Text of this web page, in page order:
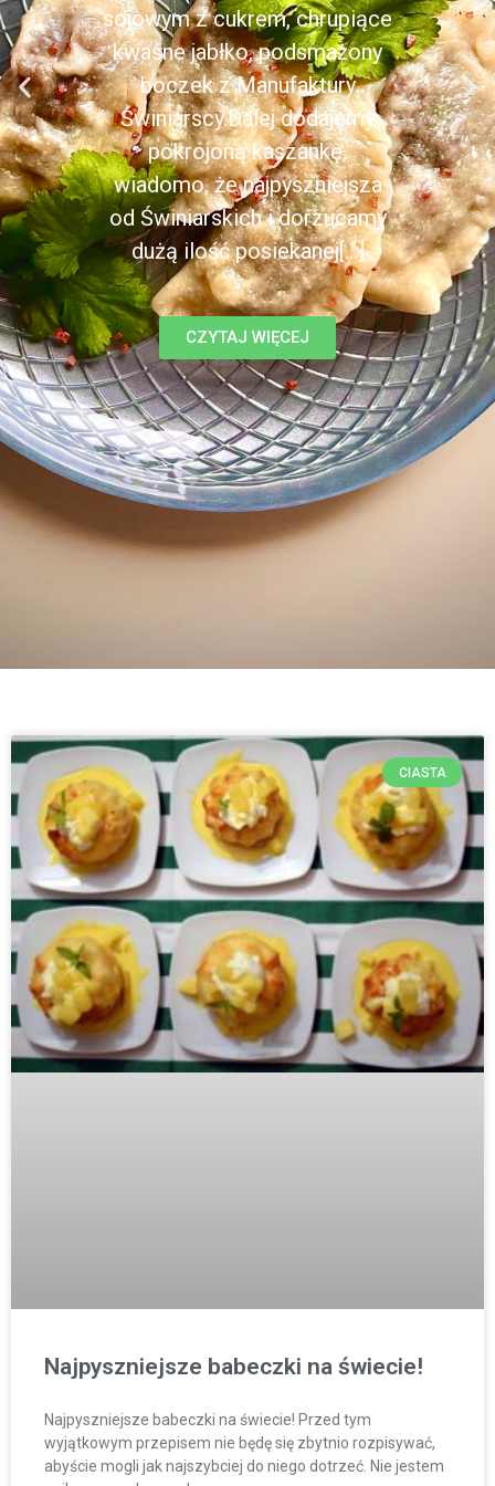
sojowym z cukrem, chrupiące
kwaśne jabłko, podsmażony
boczek z Manufaktury
Świniarscy.Dalej dodajemy
pokrojoną kaszankę,
wiadomo, że najpyszniejsza
od Świniarskich i dorzucamy
dużą ilość posiekanej[...]
CZYTAJ WIĘCEJ
CIASTA
Najpyszniejsze babeczki na świecie!
Najpyszniejsze babeczki na świecie! Przed tym
wyjątkowym przepisem nie będę się zbytnio rozpisywać,
abyście mogli jak najszybciej do niego dotrzeć. Nie jestem